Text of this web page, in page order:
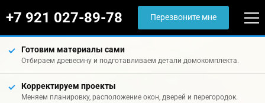
+7 921 027-89-78 Перезвоните мне
Готовим материалы сами
Отбираем древесину и подготавливаем детали домокомплекта.
Корректируем проекты
Меняем планировку, расположение окон, дверей и перегородок.